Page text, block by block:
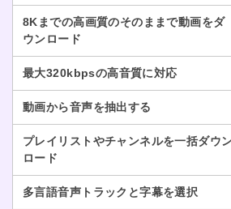
8Kまでの高画質のそのままで動画をダ
ウンロード
最大320kbpsの高音質に対応
動画から音声を抽出する
プレイリストやチャンネルを一括ダウ
ロード
多言語音声トラックと字幕を選択